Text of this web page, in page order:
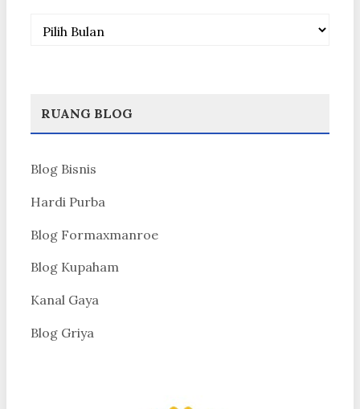
Arsip
RUANG BLOG
Blog Bisnis
Hardi Purba
Blog Formaxmanroe
Blog Kupaham
Kanal Gaya
Blog Griya